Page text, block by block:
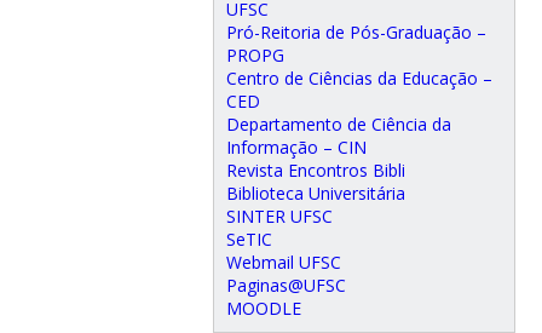
UFSC
Pró-Reitoria de Pós-Graduação –
PROPG
Centro de Ciências da Educação –
CED
Departamento de Ciência da
Informação – CIN
Revista Encontros Bibli
Biblioteca Universitária
SINTER UFSC
SeTIC
Webmail UFSC
Paginas@UFSC
MOODLE